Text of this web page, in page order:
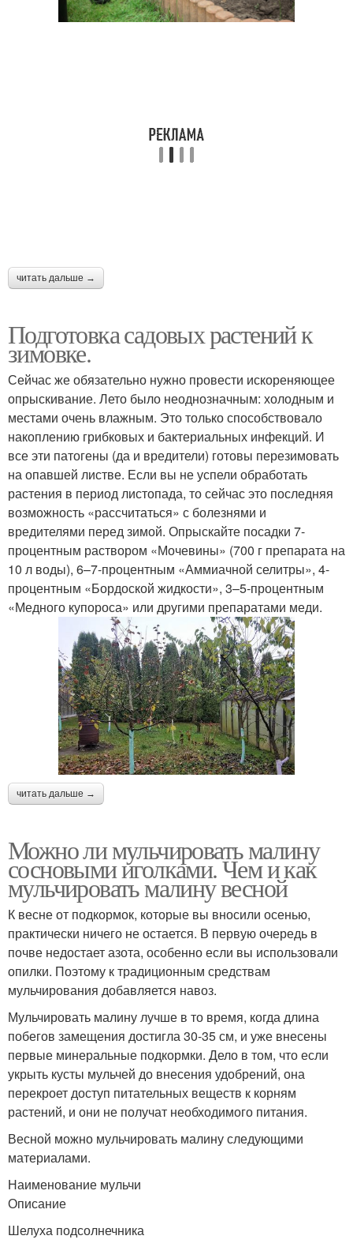
читать дальше →
Подготовка садовых растений к
зимовке.
Сейчас же обязательно нужно провести искореняющее
опрыскивание. Лето было неоднозначным: холодным и
местами очень влажным. Это только способствовало
накоплению грибковых и бактериальных инфекций. И
все эти патогены (да и вредители) готовы перезимовать
на опавшей листве. Если вы не успели обработать
растения в период листопада, то сейчас это последняя
возможность «рассчитаться» с болезнями и
вредителями перед зимой. Опрыскайте посадки 7-
процентным раствором «Мочевины» (700 г препарата на
10 л воды), 6–7-процентным «Аммиачной селитры», 4-
процентным «Бордоской жидкости», 3–5‑процентным
«Медного купороса» или другими препаратами меди.
читать дальше →
Можно ли мульчировать малину
сосновыми иголками. Чем и как
мульчировать малину весной
К весне от подкормок, которые вы вносили осенью,
практически ничего не остается. В первую очередь в
почве недостает азота, особенно если вы использовали
опилки. Поэтому к традиционным средствам
мульчирования добавляется навоз.
Мульчировать малину лучше в то время, когда длина
побегов замещения достигла 30-35 см, и уже внесены
первые минеральные подкормки. Дело в том, что если
укрыть кусты мульчей до внесения удобрений, она
перекроет доступ питательных веществ к корням
растений, и они не получат необходимого питания.
Весной можно мульчировать малину следующими
материалами.
Наименование мульчи
Описание
Шелуха подсолнечника